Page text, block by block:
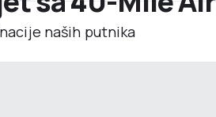
naših putnika